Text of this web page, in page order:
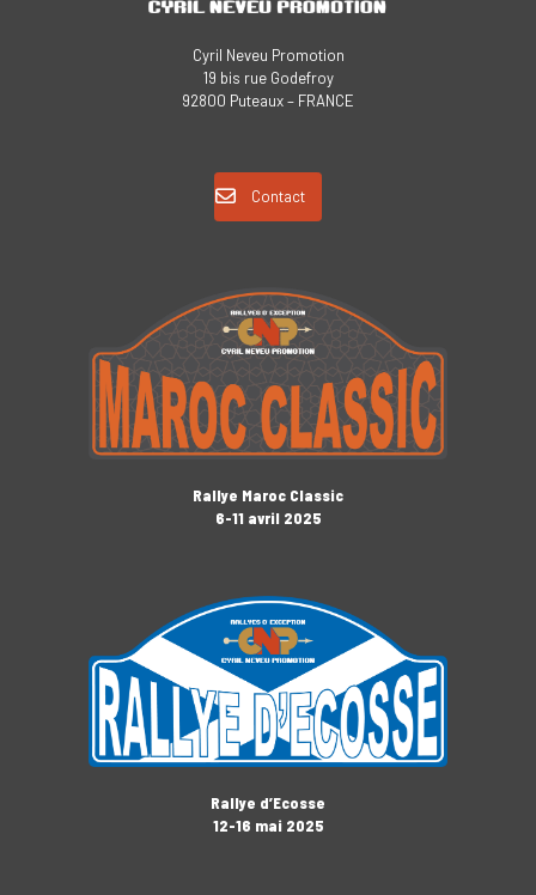
Cyril Neveu Promotion
19 bis rue Godefroy
92800 Puteaux – FRANCE
Contact
Rallye Maroc Classic
6-11 avril 2025
Rallye d’Ecosse
12-16 mai 2025